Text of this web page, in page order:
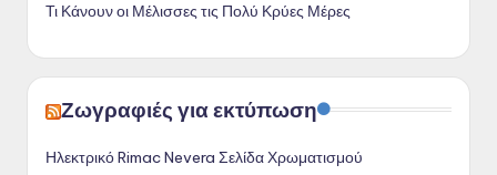
Τι Κάνουν οι Μέλισσες τις Πολύ Κρύες Μέρες
Ζωγραφιές για εκτύπωση
Ηλεκτρικό Rimac Nevera Σελίδα Χρωματισμού